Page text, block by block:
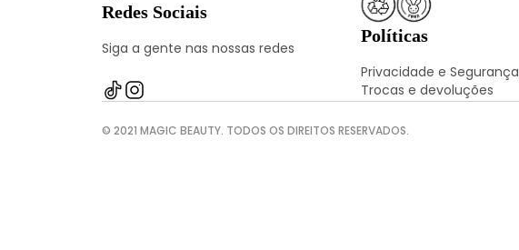
Redes Sociais
Siga a gente nas nossas redes
Políticas
Privacidade e Segurança
Trocas e devoluções
© 2021 MAGIC BEAUTY. TODOS OS DIREITOS RESERVADOS.